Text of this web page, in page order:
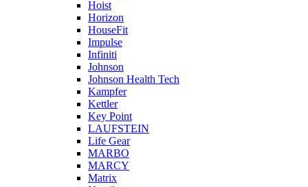
Hoist
Horizon
HouseFit
Impulse
Infiniti
Johnson
Johnson Health Tech
Kampfer
Kettler
Key Point
LAUFSTEIN
Life Gear
MARBO
MARCY
Matrix